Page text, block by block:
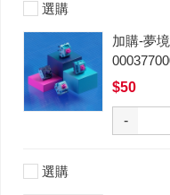
選購
加購-夢
$50
-
選購